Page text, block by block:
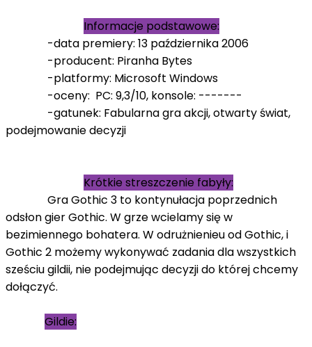
Informacje podstawowe:
-data premiery: 13 października 2006
-producent: Piranha Bytes
-platformy: Microsoft Windows
-oceny: PC: 9,3/10, konsole: -------
-gatunek: Fabularna gra akcji, otwarty świat,
podejmowanie decyzji
Krótkie streszczenie fabyły:
Gra Gothic 3 to kontynułacja poprzednich
odsłon gier Gothic. W grze wcielamy się w
bezimiennego bohatera. W odrużnienieu od Gothic, i
Gothic 2 możemy wykonywać zadania dla wszystkich
sześciu gildii, nie podejmując decyzji do której chcemy
dołączyć.
Gildie: